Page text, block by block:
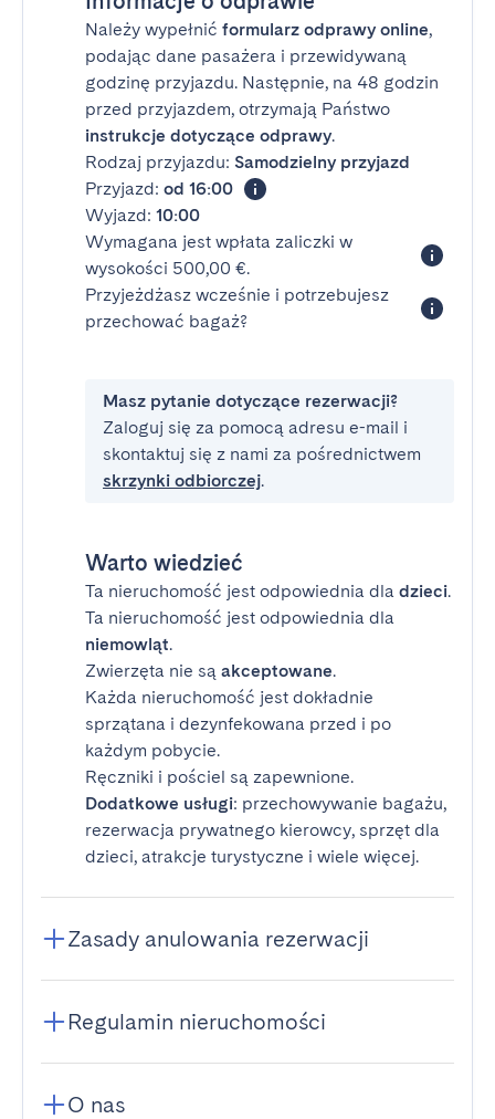
Należy wypełnić formularz odprawy online,
podając dane pasażera i przewidywaną
godzinę przyjazdu. Następnie, na 48 godzin
przed przyjazdem, otrzymają Państwo
instrukcje dotyczące odprawy.
Rodzaj przyjazdu: Samodzielny przyjazd
Przyjazd: od 16:00
Wyjazd: 10:00
Wymagana jest wpłata zaliczki w
wysokości 500,00 €.
Przyjeżdżasz wcześnie i potrzebujesz
przechować bagaż?
Masz pytanie dotyczące rezerwacji?
Zaloguj się za pomocą adresu e-mail i
skontaktuj się z nami za pośrednictwem
skrzynki odbiorczej.
Warto wiedzieć
Ta nieruchomość jest odpowiednia dla dzieci.
Ta nieruchomość jest odpowiednia dla
niemowląt.
Zwierzęta nie są akceptowane.
Każda nieruchomość jest dokładnie
sprzątana i dezynfekowana przed i po
każdym pobycie.
Ręczniki i pościel są zapewnione.
Dodatkowe usługi: przechowywanie bagażu,
rezerwacja prywatnego kierowcy, sprzęt dla
dzieci, atrakcje turystyczne i wiele więcej.
Zasady anulowania rezerwacji
Regulamin nieruchomości
O nas